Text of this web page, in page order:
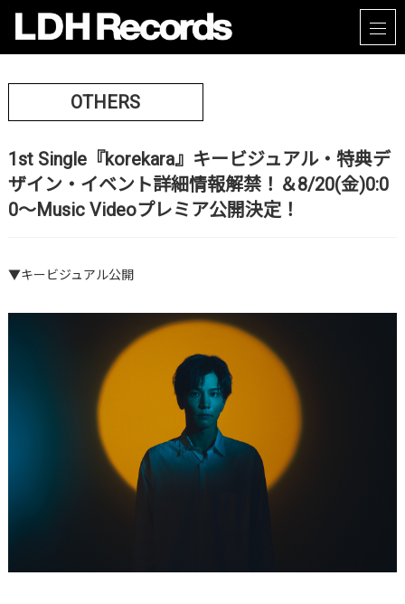
OTHERS
1st Single『korekara』キービジュアル・特典デ
ザイン・イベント詳細情報解禁！＆8/20(金)0:0
0～Music Videoプレミア公開決定！
▼キービジュアル公開